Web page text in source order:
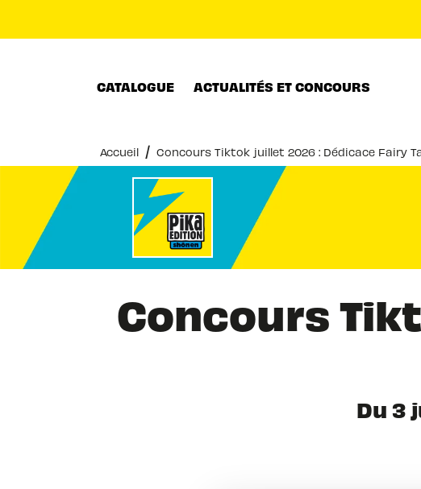
CATALOGUE ACTUALITÉS ET CONCOURS
Accueil / Concours Tiktok juillet 2026 : Dédicace Fairy
Concours
Du 3